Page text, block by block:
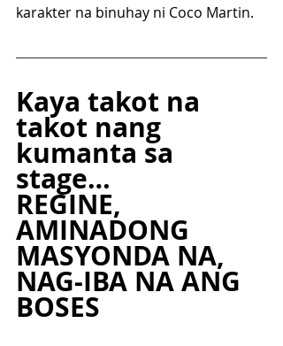
karakter na binuhay ni Coco Martin.
Kaya takot na
takot nang
kumanta sa
stage…
REGINE,
AMINADONG
MASYONDA NA,
NAG-IBA NA ANG
BOSES